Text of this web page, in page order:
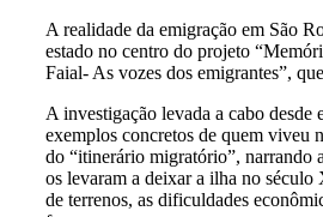
A realidade da emigração em São
estado no centro do projeto
Faial- As vozes dos emigrantes”,
A investigação levada a cabo desde
exemplos concretos de quem viveu
do “itinerário migratório”, narrando
os levaram a deixar a ilha no século
de terrenos, as dificuldades